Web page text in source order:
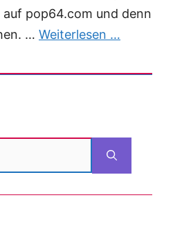
pop64.com und denn
… Weiterlesen …